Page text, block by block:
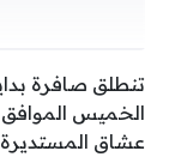
تنطلق صافرة
الخميس
عشاق المستديرة